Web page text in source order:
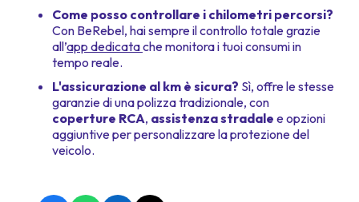
Come posso controllare i chilometri percorsi?
Con BeRebel, hai sempre il controllo totale grazie
all’app dedicatache monitora i tuoi consumi in
tempo reale.
L'assicurazione al km è sicura? Sì, offre le stesse
garanzie di una polizza tradizionale, con
coperture RCA, assistenza stradale e opzioni
aggiuntive per personalizzare la protezione del
veicolo.